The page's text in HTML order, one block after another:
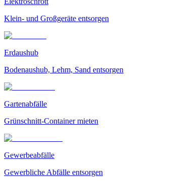
Klein- und Großgeräte entsorgen
Erdaushub
Bodenaushub, Lehm, Sand entsorgen
Gartenabfälle
Grünschnitt-Container mieten
Gewerbeabfälle
Gewerbliche Abfälle entsorgen